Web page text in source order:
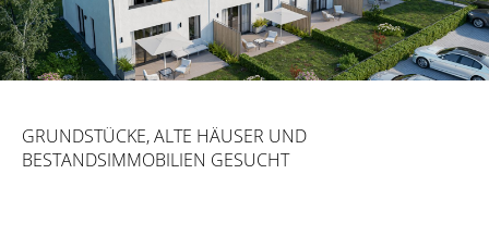
GRUNDSTÜCKE, ALTE HÄUSER UND
BESTANDSIMMOBILIEN GESUCHT